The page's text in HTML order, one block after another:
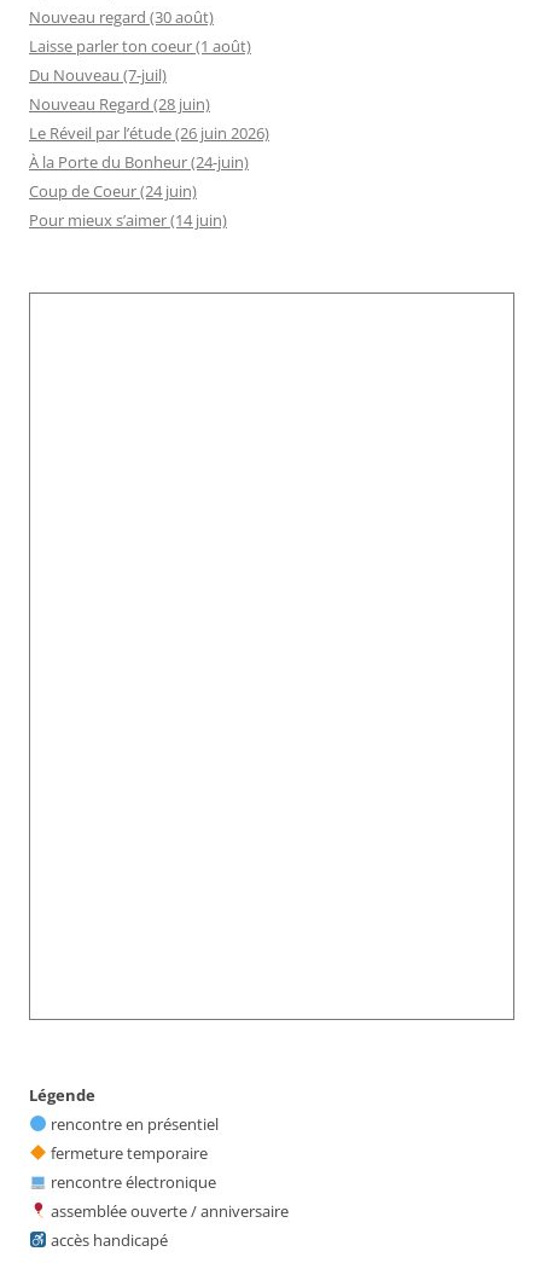
Nouveau regard (30 août)
Laisse parler ton coeur (1 août)
Du Nouveau (7-juil)
Nouveau Regard (28 juin)
Le Réveil par l’étude (26 juin 2026)
À la Porte du Bonheur (24-juin)
Coup de Coeur (24 juin)
Pour mieux s’aimer (14 juin)
Légende
rencontre en présentiel
fermeture temporaire
rencontre électronique
assemblée ouverte / anniversaire
accès handicapé